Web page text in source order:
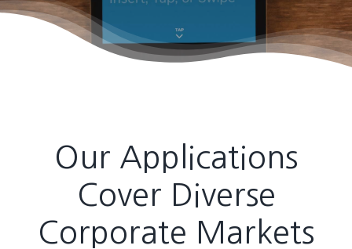
Our Applications
Cover Diverse
Corporate Markets